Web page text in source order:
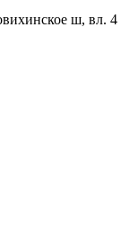
ш, вл. 4